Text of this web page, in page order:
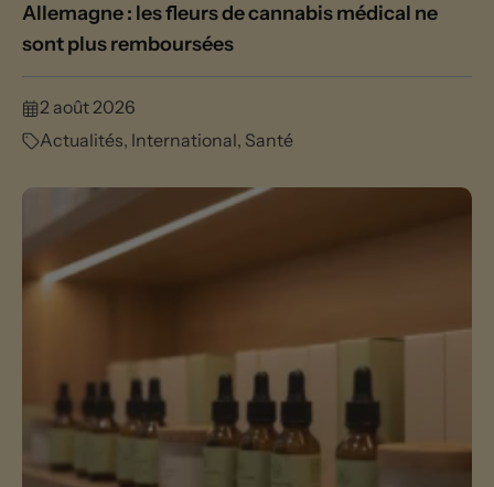
Allemagne : les fleurs de cannabis médical ne
sont plus remboursées
2 août 2026
Actualités, International, Santé